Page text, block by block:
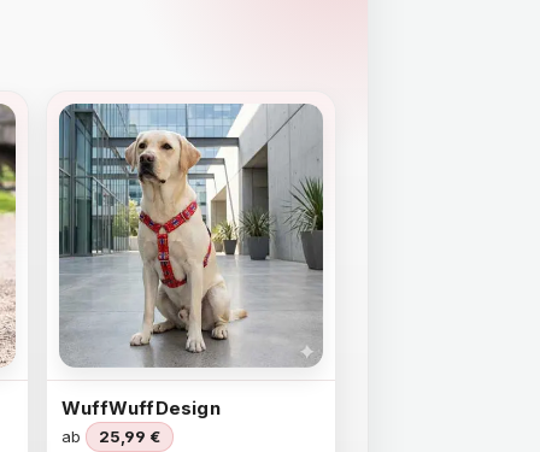
WuffWuffDesign
ab
25,99 €